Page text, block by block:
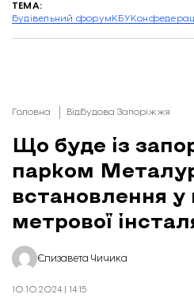
ТЕМА:
будівельний форумКБУ
Головна Відбудова Запоріжжя
Що буде із
парком
встановлення
метрової
Єлизавета Чичика
10.10.2024 | 14:15